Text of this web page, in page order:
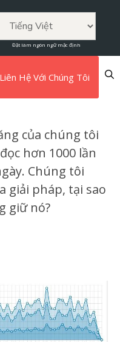
Đặt làm ngôn ngữ mặc định
Liên Hệ Với Chúng Tôi
của chúng tôi
hơn 1000 lần
Chúng tôi
giải pháp, tại sao
giữ nó?